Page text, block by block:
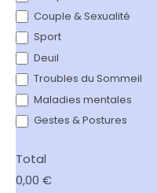
Couple & Sexualité
Sport
Deuil
Troubles du Sommeil
Maladies mentales
Gestes & Postures
Total
0,00 €